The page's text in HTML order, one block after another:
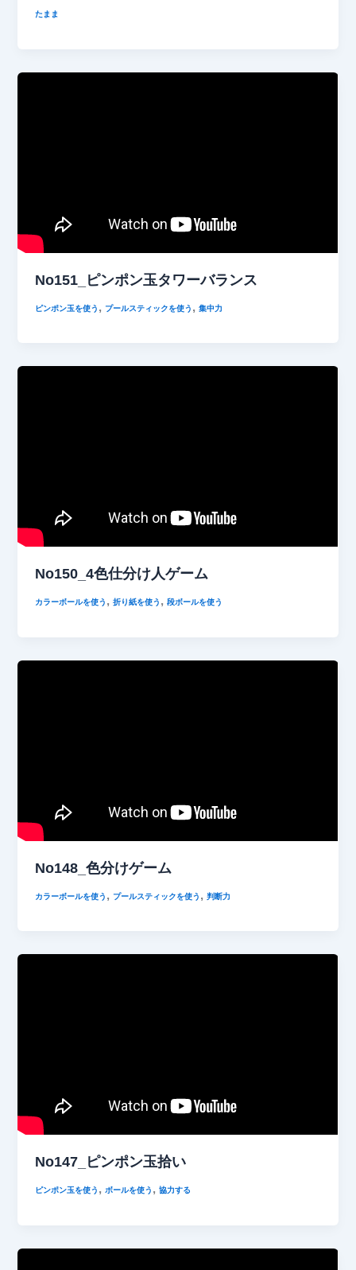
たまま
No151_ピンポン玉タワーバランス
ピンポン玉を使う , プールスティックを使う ,集中力
No150_4色仕分け人ゲーム
カラーボールを使う ,折り紙を使う ,段ボールを使う
No148_色分けゲーム
カラーボールを使う , プールスティックを使う ,判断力
No147_ピンポン玉拾い
ピンポン玉を使う ,ボールを使う ,協力する